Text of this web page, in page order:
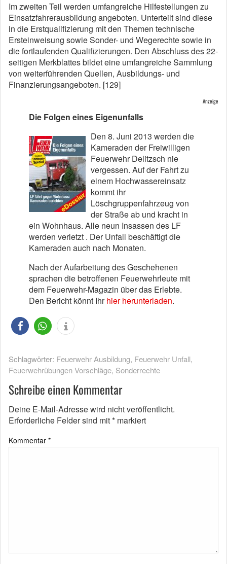
Im zweiten Teil werden umfangreiche Hilfestellungen zu
Einsatzfahrerausbildung angeboten. Unterteilt sind diese
in die Erstqualifizierung mit den Themen technische
Ersteinweisung sowie Sonder- und Wegerechte sowie in
die fortlaufenden Qualifizierungen. Den Abschluss des 22-
seitigen Merkblattes bildet eine umfangreiche Sammlung
von weiterführenden Quellen, Ausbildungs- und
Finanzierungsangeboten. [129]
Anzeige
Die Folgen eines Eigenunfalls
Den 8. Juni 2013 werden die
Kameraden der Freiwilligen
Feuerwehr Delitzsch nie
vergessen. Auf der Fahrt zu
einem Hochwassereinsatz
kommt ihr
Löschgruppenfahrzeug von
der Straße ab und kracht in
ein Wohnhaus. Alle neun Insassen des LF
werden verletzt . Der Unfall beschäftigt die
Kameraden auch nach Monaten.
Nach der Aufarbeitung des Geschehenen
sprachen die betroffenen Feuerwehrleute mit
dem Feuerwehr-Magazin über das Erlebte.
Den Bericht könnt Ihrhier herunterladen.
Schlagwörter: Feuerwehr Ausbildung, Feuerwehr Unfall,
Feuerwehrübungen Vorschläge, Sonderrechte
Schreibe einen Kommentar
Deine E-Mail-Adresse wird nicht veröffentlicht.
Erforderliche Felder sind mit* markiert
Kommentar *